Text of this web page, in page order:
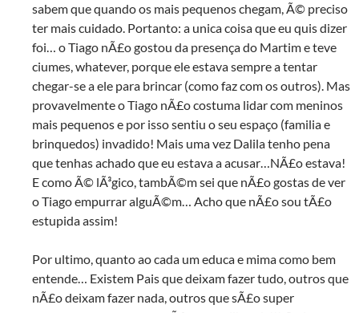
sabem que quando os mais pequenos chegam, Ã© preciso
ter mais cuidado. Portanto: a unica coisa que eu quis dizer
foi… o Tiago nÃ£o gostou da presença do Martim e teve
ciumes, whatever, porque ele estava sempre a tentar
chegar-se a ele para brincar (como faz com os outros). Mas
provavelmente o Tiago nÃ£o costuma lidar com meninos
mais pequenos e por isso sentiu o seu espaço (familia e
brinquedos) invadido! Mais uma vez Dalila tenho pena
que tenhas achado que eu estava a acusar…NÃ£o estava!
E como Ã© lÃ³gico, tambÃ©m sei que nÃ£o gostas de ver
o Tiago empurrar alguÃ©m… Acho que nÃ£o sou tÃ£o
estupida assim!
Por ultimo, quanto ao cada um educa e mima como bem
entende… Existem Pais que deixam fazer tudo, outros que
nÃ£o deixam fazer nada, outros que sÃ£o super